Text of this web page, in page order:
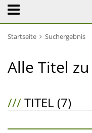
Startseite Suchergebnis
Alle Titel
///TITEL (7)